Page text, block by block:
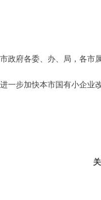
政府各委、办、局，各市
步加快本市国有小企业改